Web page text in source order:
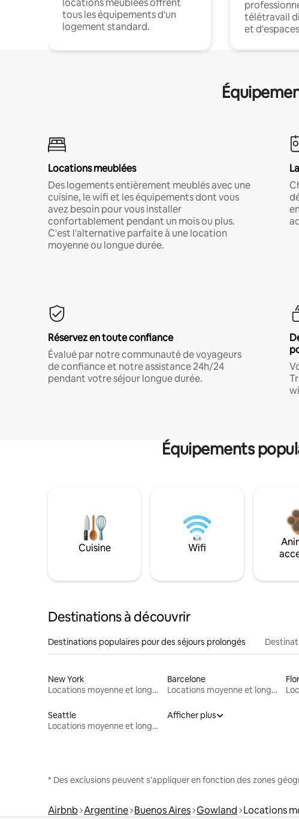
locations meublées offrent
tous les équipements d'un
logement standard.
télétravail
et
Locations meublées
Des logements entièrement meublés avec une
cuisine, le wifi et les équipements dont vous
avez besoin pour vous installer
confortablement pendant un mois ou plus.
C'est l'alternative parfaite à une location
moyenne ou longue durée.
Réservez en toute confiance
Évalué par notre communauté de voyageurs
de confiance et notre assistance 24h/24
pendant votre séjour longue durée.
Équipements
Cuisine Wifi
Destinations à découvrir
Destinations populaires pour des séjours prolongés
New York
Locations moyenne et longue durée
Barcelone
Locations moyenne et longue durée
Seattle
Locations moyenne et longue durée
Afficher plus
* Des exclusions peuvent s'appliquer en fonction des zones
Airbnb Argentine Buenos Aires Gowland Locations